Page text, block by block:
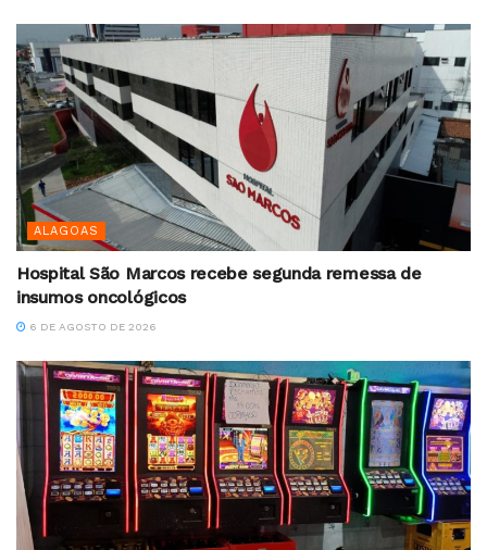
ALAGOAS
Hospital São Marcos recebe segunda remessa de
insumos oncológicos
6 DE AGOSTO DE 2026